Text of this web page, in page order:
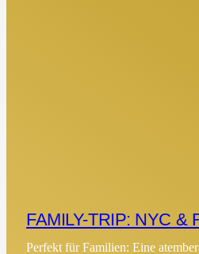
FAMILY-TRIP: NYC &
Perfekt für Familien: Eine